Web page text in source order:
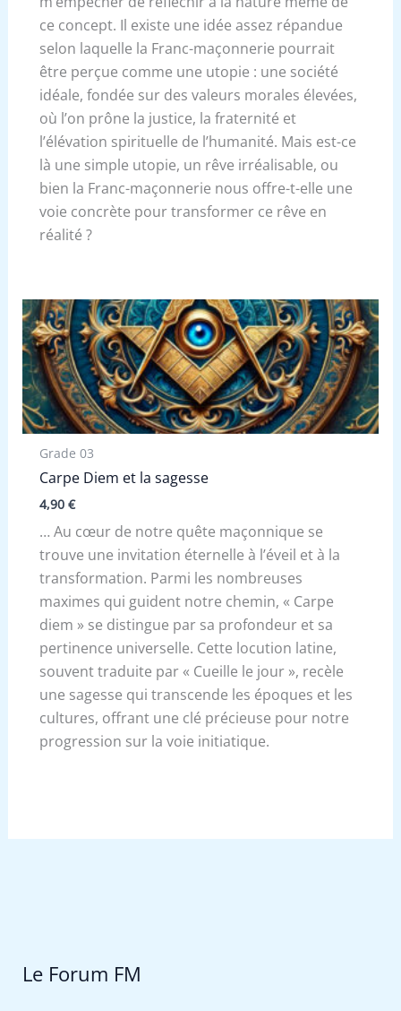
ce concept. Il existe une idée assez répandue
selon laquelle la Franc-maçonnerie pourrait
être perçue comme une utopie : une société
idéale, fondée sur des valeurs morales élevées,
où l’on prône la justice, la fraternité et
l’élévation spirituelle de l’humanité. Mais est-ce
là une simple utopie, un rêve irréalisable, ou
bien la Franc-maçonnerie nous offre-t-elle une
voie concrète pour transformer ce rêve en
réalité ?
Grade 03
Carpe Diem et la sagesse
4,90 €
… Au cœur de notre quête maçonnique se
trouve une invitation éternelle à l’éveil et à la
transformation. Parmi les nombreuses
maximes qui guident notre chemin, « Carpe
diem » se distingue par sa profondeur et sa
pertinence universelle. Cette locution latine,
souvent traduite par « Cueille le jour », recèle
une sagesse qui transcende les époques et les
cultures, offrant une clé précieuse pour notre
progression sur la voie initiatique.
Le Forum FM